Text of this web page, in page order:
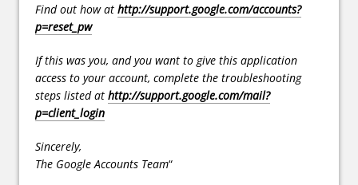
Find out how at http://support.google.com/accounts?
p=reset_pw
If this was you, and you want to give this application
access to your account, complete the troubleshooting
steps listed at http://support.google.com/mail?
p=client_login
Sincerely,
The Google Accounts Team“